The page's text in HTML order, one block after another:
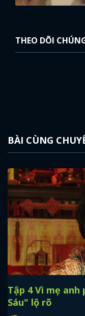
THEO DÕI
BÀI CÙNG
Tập 4 Vì mẹ
Sáu" lộ rõ